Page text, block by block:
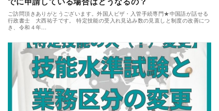
ご訪問頂きありがとうございます。外国人ビザ・入管手続専門★中国語が話せる
行政書士 大西祐子です。 特定技能の受入れ見込み数の見直しと制度の改善につ
き、令和４年…